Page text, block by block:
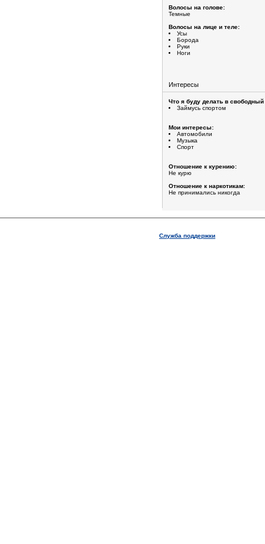
Волосы на голове:
Темные
Волосы на лице и теле:
Усы
Борода
Руки
Ноги
Интересы
Что я буду делать в свободный
Займусь спортом
Мои интересы:
Автомобили
Музыка
Спорт
Отношение к курению:
Не курю
Отношение к наркотикам:
Не принимались никогда
Служба поддержки